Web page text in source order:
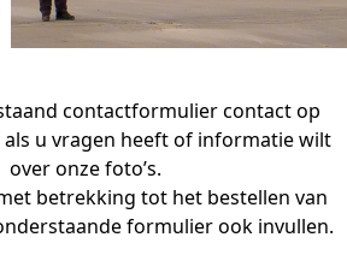
contactformulier contact op
als u vragen heeft of informatie wilt
over onze foto’s.
betrekking tot het bestellen van
formulier ook invullen.